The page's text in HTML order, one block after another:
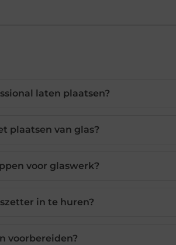
laten plaatsen?
plaatsen van glas?
voor glaswerk?
in te huren?
voorbereiden?